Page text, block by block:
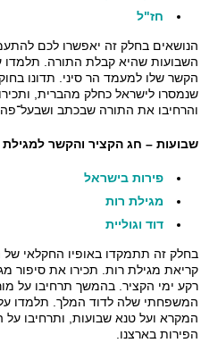
חז"ל
הנושאים בחלק זה יאפשרו לכם
השבועות שהיא קבלת התורה. תלמדו
הקשר שלו למעמד הר סיני. תדונו
שנמסרו לישראל כחלק מהברית,
והרחיבו את התורה שבכתב ושבעל־פה
שבועות – חג הקציר והקשר למגילת
פירות בישראל
מגילת רות
דוד וגוליית
בחלק זה תתמקדו באופיו החקלאי של
קריאת מגילת רות. תכירו את סיפור
רקע ימי הקציר. בהמשך תרחיבו על
המשפחתי שלה לדוד המלך. תלמדו
המקרא ועל טנא שבועות, ותרחיבו על
הפירות בארצנו.